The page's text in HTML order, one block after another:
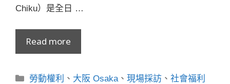
Chiku）是全日 …
Read more
分
勞動權利 、 大阪 Osaka、現場採訪 、社會福利